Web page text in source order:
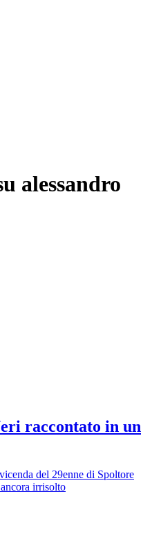
alessandro
raccontato in un
del 29enne di Spoltore
irrisolto